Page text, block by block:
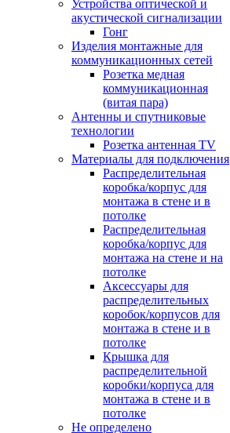
Устройства оптической и
акустической сигнализации
Гонг
Изделия монтажные для
коммуникационных сетей
Розетка медная
коммуникационная
(витая пара)
Антенны и спутниковые
технологии
Розетка антенная TV
Материалы для подключения
Распределительная
коробка/корпус для
монтажа в стене и в
потолке
Распределительная
коробка/корпус для
монтажа на стене и на
потолке
Аксессуары для
распределительных
коробок/корпусов для
монтажа в стене и в
потолке
Крышка для
распределительной
коробки/корпуса для
монтажа в стене и в
потолке
Не определено